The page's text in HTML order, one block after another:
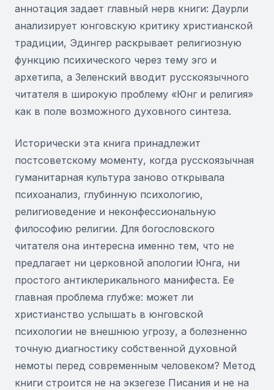
аннотация задает главный нерв книги: Даурли
анализирует юнговскую критику христианской
традиции, Эдингер раскрывает религиозную
функцию психического через тему эго и
архетипа, а Зеленский вводит русскоязычного
читателя в широкую проблему «Юнг и религия»
как в поле возможного духовного синтеза.
Исторически эта книга принадлежит
постсоветскому моменту, когда русскоязычная
гуманитарная культура заново открывала
психоанализ, глубинную психологию,
религиоведение и неконфессиональную
философию религии. Для богословского
читателя она интересна именно тем, что не
предлагает ни церковной апологии Юнга, ни
простого антиклерикального манифеста. Ее
главная проблема глубже: может ли
христианство услышать в юнговской
психологии не внешнюю угрозу, а болезненно
точную диагностику собственной духовной
немоты перед современным человеком? Метод
книги строится не на экзегезе Писания и не на